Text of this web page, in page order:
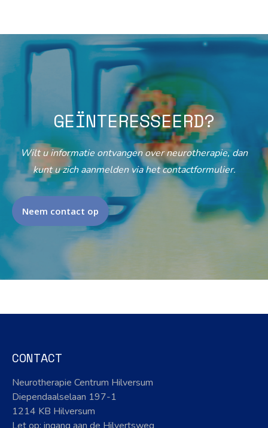
GEÏNTERESSEERD?
Wilt u informatie ontvangen over neurotherapie, dan
kunt u zich aanmelden via het contactformulier.
Neem contact op
CONTACT
Neurotherapie Centrum Hilversum
Diependaalselaan 197-1
1214 KB Hilversum